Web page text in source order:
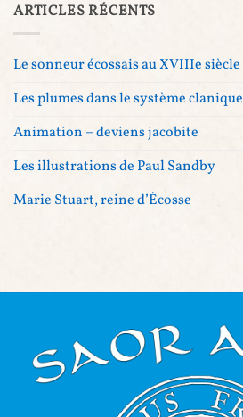
ARTICLES RÉCENTS
Le sonneur écossais au XVIIIe siècle
Les plumes dans le système clanique
Animation – deviens jacobite
Les illustrations de Paul Sandby
Marie Stuart, reine d’Écosse